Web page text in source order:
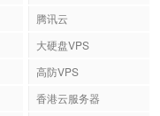
腾讯云
大硬盘VPS
高防VPS
香港云服务器